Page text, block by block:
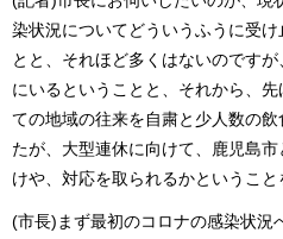
染状況についてどういうふうに受
とと、それほど多くはないのです
にいるということと、それから、
ての地域の往来を自粛と少人数の
たが、大型連休に向けて、鹿児島
けや、対応を取られるかということ
(市長)まず最初のコロナの感染状況